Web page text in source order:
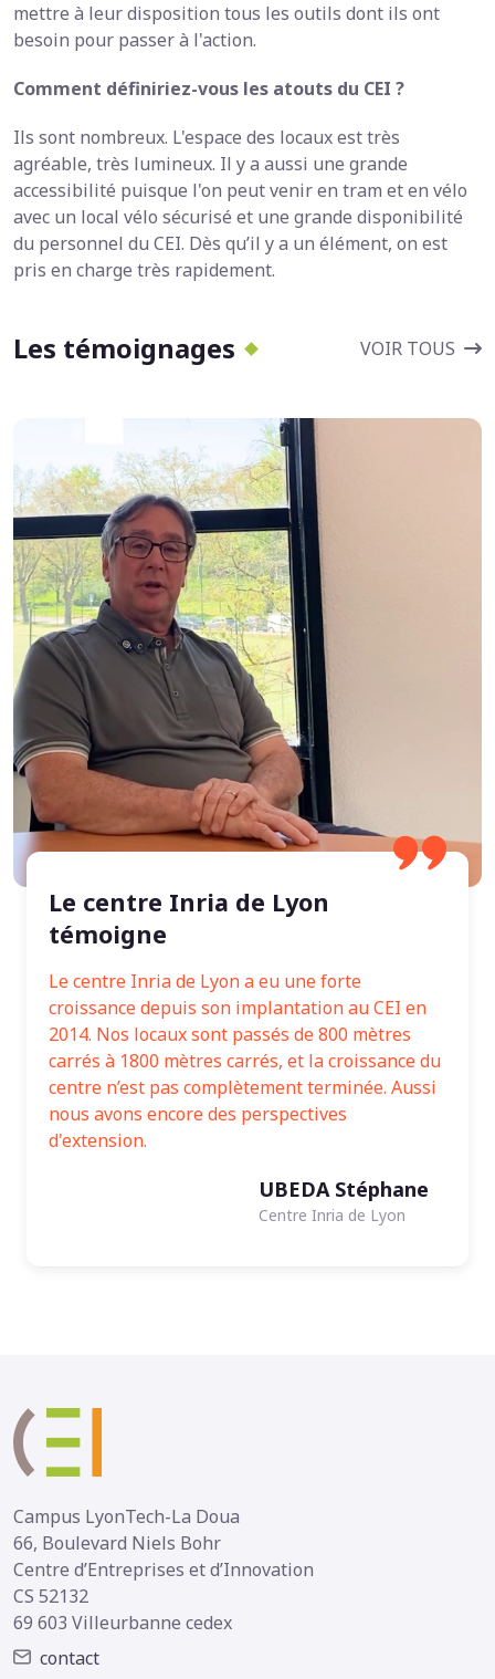
mettre à leur disposition tous les outils dont ils ont
besoin pour passer à l'action.
Comment définiriez-vous les atouts du CEI ?
Ils sont nombreux. L'espace des locaux est très
agréable, très lumineux. Il y a aussi une grande
accessibilité puisque l'on peut venir en tram et en vélo
avec un local vélo sécurisé et une grande disponibilité
du personnel du CEI. Dès qu’il y a un élément, on est
pris en charge très rapidement.
Les témoignages VOIR TOUS
Le centre Inria de Lyon
témoigne
Le centre Inria de Lyon a eu une forte
croissance depuis son implantation au CEI en
2014. Nos locaux sont passés de 800 mètres
carrés à 1800 mètres carrés, et la croissance du
centre n’est pas complètement terminée. Aussi
nous avons encore des perspectives
d'extension.
UBEDA Stéphane
Centre Inria de Lyon
Campus LyonTech-La Doua
66, Boulevard Niels Bohr
Centre d’Entreprises et d’Innovation
CS 52132
69 603 Villeurbanne cedex
contact